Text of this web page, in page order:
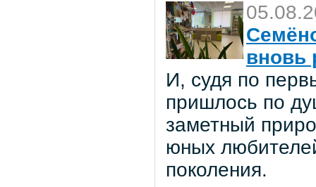
вновь
И, судя по
пришлось по
заметный
юных
поколения.